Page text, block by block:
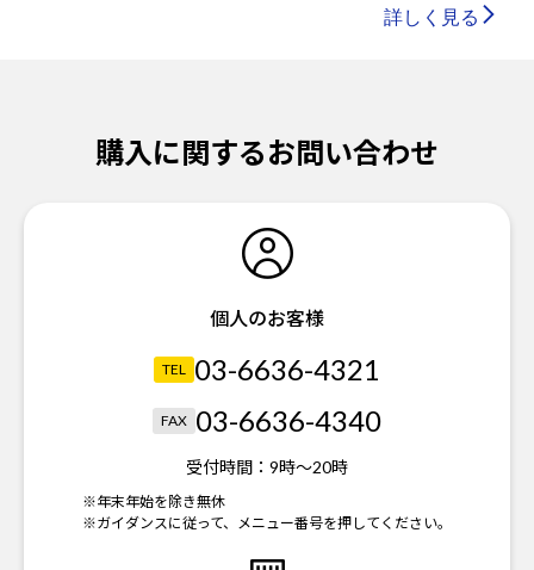
詳しく見る
購入に関するお問い合わせ
個人のお客様
TEL 03-6636-4321
FAX 03-6636-4340
受付時間： 9時～20時
※年末年始を除き無休
※ガイダンスに従って、メニュー番号を押してください。